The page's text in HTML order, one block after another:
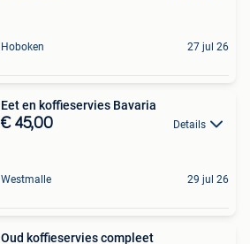
Hoboken 27 jul 26
Eet en koffieservies Bavaria
€ 45,00 Details
Westmalle 29 jul 26
Oud koffieservies compleet